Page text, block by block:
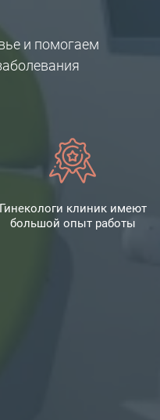
и помогаем
Гинекологи клиник имеют
большой опыт работы